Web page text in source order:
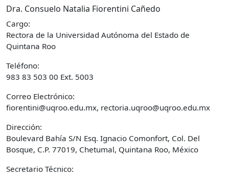
Dra. Consuelo Natalia Fiorentini Cañedo
Cargo:
Rectora de la Universidad Autónoma del Estado de
Quintana Roo
Teléfono:
983 83 503 00 Ext. 5003
Correo Electrónico:
fiorentini@uqroo.edu.mx, rectoria.uqroo@uqroo.edu.mx
Dirección:
Boulevard Bahía S/N Esq. Ignacio Comonfort, Col. Del
Bosque, C.P. 77019, Chetumal, Quintana Roo, México
Secretario Técnico: